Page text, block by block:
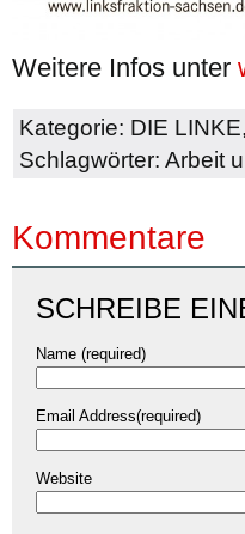
Weitere Infos unter
Kategorie: DIE LINKE,
Schlagwörter: Arbeit
Kommentare
SCHREIBE
Name (required)
Email Address(required)
Website